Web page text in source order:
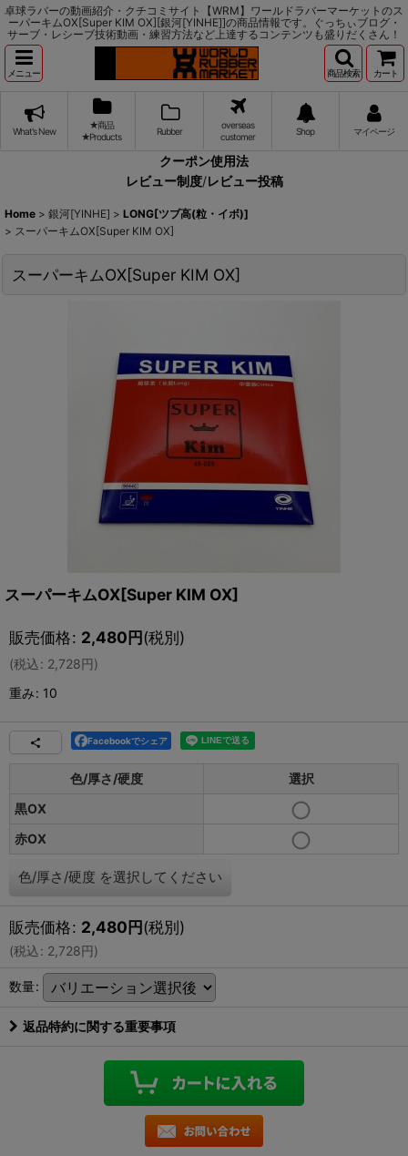
卓球ラバーの動画紹介・クチコミサイト【WRM】ワールドラバーマーケットのス
ーパーキムOX[Super KIM OX][銀河[YINHE]]の商品情報です。ぐっちぃブログ・
サーブ・レシーブ技術動画・練習方法など上達するコンテンツも盛りだくさん！
メニュー 商品検索 カート
What's New
★商品
★Products
Rubber
overseas
customer
Shop マイページ
クーポン使用法
レビュー制度/レビュー投稿
Home > 銀河[YINHE] > LONG[ツブ高(粒・イボ)]
> スーパーキムOX[Super KIM OX]
スーパーキムOX[Super KIM OX]
スーパーキムOX[Super KIM OX]
販売価格: 2,480円(税別)
(税込: 2,728円)
重み: 10
Facebookでシェア
色/厚さ/硬度
選択
黒OX
赤OX
色/厚さ/硬度 を選択してください
販売価格: 2,480円(税別)
(税込: 2,728円)
数量:
返品特約に関する重要事項